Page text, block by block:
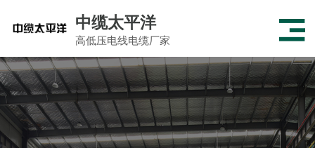
中缆太平洋
高低压电线电缆厂家